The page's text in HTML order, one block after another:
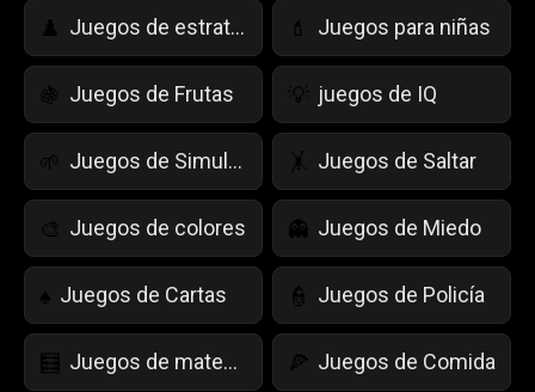
♟️ Juegos de estrategia 💄 Juegos para niñas
🍇 Juegos de Frutas 💡 juegos de IQ
🌱 Juegos de Simulación de Vida 🤸 Juegos de Saltar
🎨 Juegos de colores 👻 Juegos de Miedo
♠️ Juegos de Cartas 👮 Juegos de Policía
🧮 Juegos de matemáticas 🍕 Juegos de Comida